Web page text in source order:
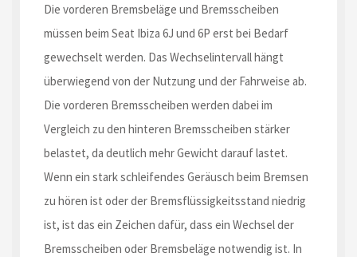
Die vorderen Bremsbeläge und Bremsscheiben
müssen beim Seat Ibiza 6J und 6P erst bei Bedarf
gewechselt werden. Das Wechselintervall hängt
überwiegend von der Nutzung und der Fahrweise ab.
Die vorderen Bremsscheiben werden dabei im
Vergleich zu den hinteren Bremsscheiben stärker
belastet, da deutlich mehr Gewicht darauf lastet.
Wenn ein stark schleifendes Geräusch beim Bremsen
zu hören ist oder der Bremsflüssigkeitsstand niedrig
ist, ist das ein Zeichen dafür, dass ein Wechsel der
Bremsscheiben oder Bremsbeläge notwendig ist. In